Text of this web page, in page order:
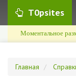
T0psites
Моментальное
Главная